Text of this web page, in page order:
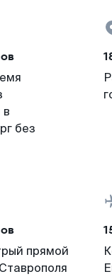
в
без
прямой